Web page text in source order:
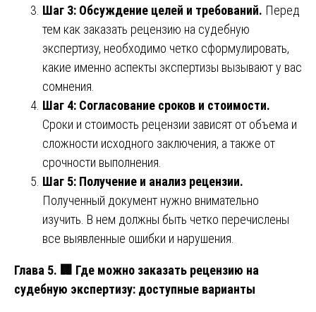
Шаг 3: Обсуждение целей и требований. Перед
тем как заказать рецензию на судебную
экспертизу, необходимо четко сформулировать,
какие именно аспекты экспертизы вызывают у вас
сомнения.
Шаг 4: Согласование сроков и стоимости.
Сроки и стоимость рецензии зависят от объема и
сложности исходного заключения, а также от
срочности выполнения.
Шаг 5: Получение и анализ рецензии.
Полученный документ нужно внимательно
изучить. В нем должны быть четко перечислены
все выявленные ошибки и нарушения.
Глава 5. 🏢 Где можно заказать рецензию на
судебную экспертизу: доступные варианты